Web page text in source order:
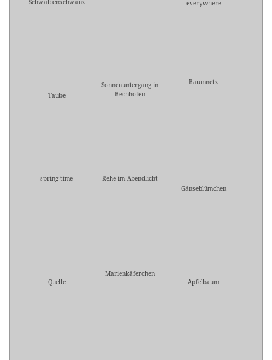
Schwalbenschwanz
everywhere
Taube
Sonnenuntergang in
Bechhofen
Baumnetz
spring time
Rehe im Abendlicht
Gänseblümchen
Quelle
Marienkäferchen
Apfelbaum